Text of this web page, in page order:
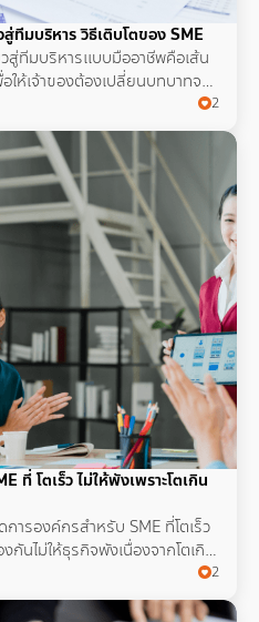
ทีมบริหาร วิธีเติบโตของ SME
สู่ทีมบริหารแบบมืออาชีพคือเส้น
ให้เจ้าของต้องเปลี่ยนบทบาทจาก
2
ะโตเกิน
รองค์กรสำหรับ SME ที่โตเร็ว
กันไม่ให้ธุรกิจพังเนื่องจากโตเกิน
2